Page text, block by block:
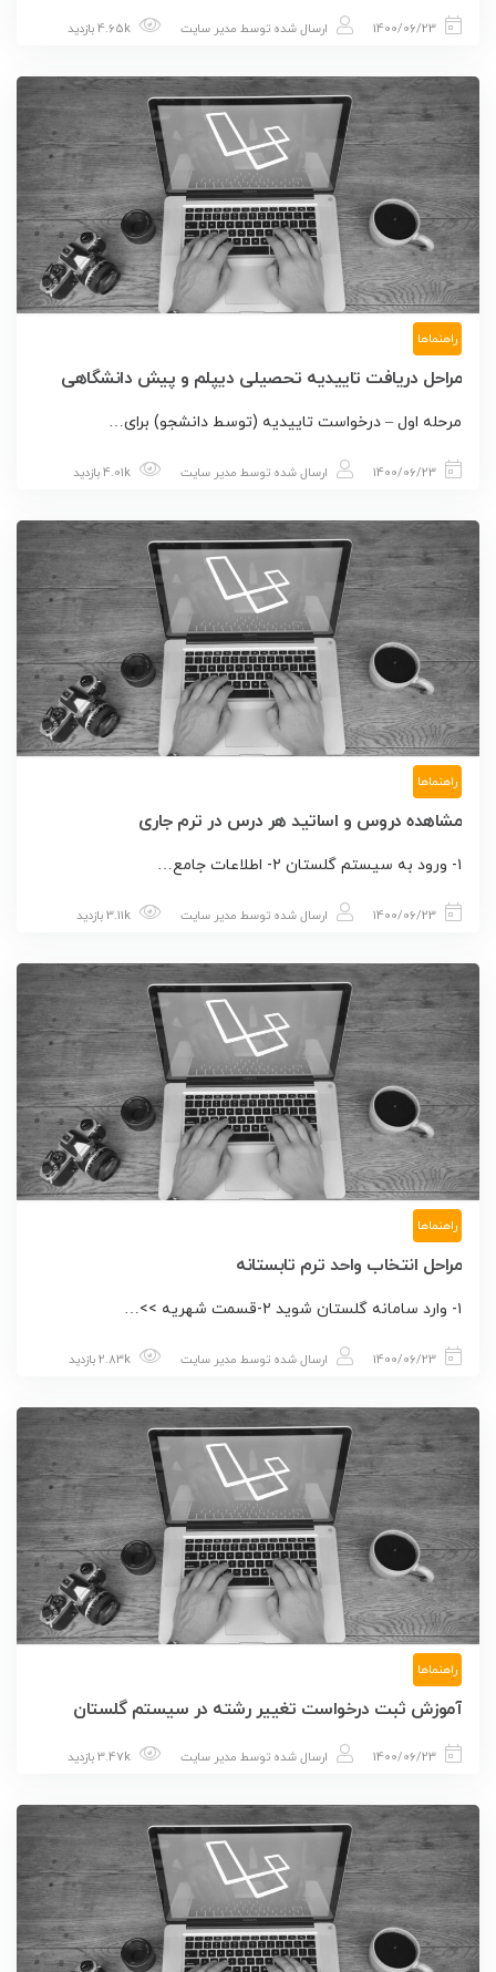
1400/06/23 ارسال شده توسط مدیر سایت
راهنماها
مراحل دریافت تاییدیه تحصیلی دیپلم و پیش دانشگاهی
مرحله اول – درخواست تاییدیه (توسط دانشجو) برای…
1400/06/23 ارسال شده توسط مدیر سایت
راهنماها
مشاهده دروس و اساتید هر درس در ترم جاری
۱- ورود به سیستم گلستان ۲- اطلاعات جامع…
1400/06/23 ارسال شده توسط مدیر سایت
راهنماها
مراحل انتخاب واحد ترم تابستانه
۱- وارد سامانه گلستان شوید ۲-قسمت شهریه >>…
1400/06/23 ارسال شده توسط مدیر سایت
راهنماها
آموزش ثبت درخواست تغییر رشته در سیستم گلستان
1400/06/23 ارسال شده توسط مدیر سایت